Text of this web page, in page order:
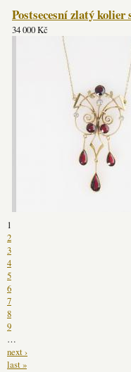
Postsecesní zlatý kolier
34 000 Kč
1
2
3
4
5
6
7
8
9
…
next ›
last »